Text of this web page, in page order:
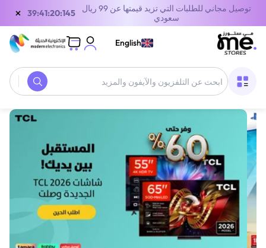
توصيل مجاني للطلبات التي تزيد قيمتها عن 99 ريال
سعودي
38:41:20:145
×
English